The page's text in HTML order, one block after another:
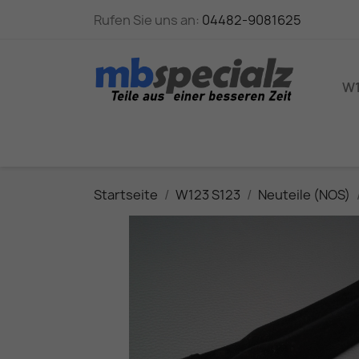
Rufen Sie uns an: 04482-9081625
Startseite W123 S123 Neuteile (NOS)